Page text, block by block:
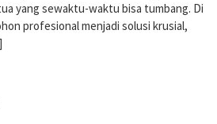
yang sewaktu-waktu bisa tumbang. Di
profesional menjadi solusi krusial,